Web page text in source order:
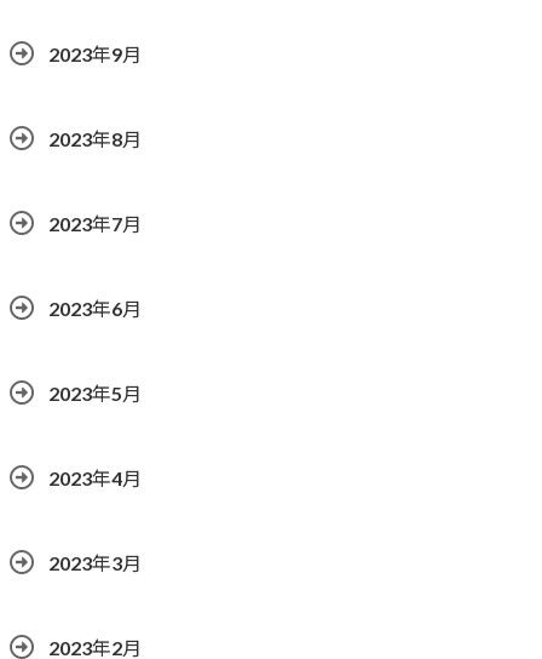
2023年9月
2023年8月
2023年7月
2023年6月
2023年5月
2023年4月
2023年3月
2023年2月